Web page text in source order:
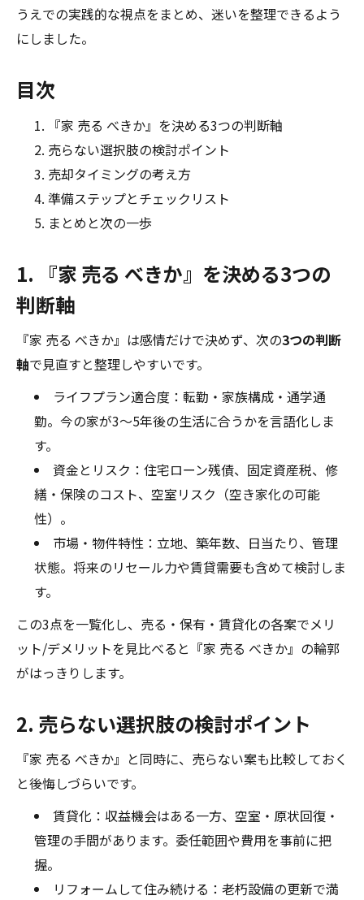
うえでの実践的な視点をまとめ、迷いを整理できるよう
にしました。
目次
『家 売る べきか』を決める3つの判断軸
売らない選択肢の検討ポイント
売却タイミングの考え方
準備ステップとチェックリスト
まとめと次の一歩
1. 『家 売る べきか』を決める3つの
判断軸
『家 売る べきか』は感情だけで決めず、次の3つの判断
軸で見直すと整理しやすいです。
ライフプラン適合度：転勤・家族構成・通学通
勤。今の家が3〜5年後の生活に合うかを言語化しま
す。
資金とリスク：住宅ローン残債、固定資産税、修
繕・保険のコスト、空室リスク（空き家化の可能
性）。
市場・物件特性：立地、築年数、日当たり、管理
状態。将来のリセール力や賃貸需要も含めて検討しま
す。
この3点を一覧化し、売る・保有・賃貸化の各案でメリ
ット/デメリットを見比べると『家 売る べきか』の輪郭
がはっきりします。
2. 売らない選択肢の検討ポイント
『家 売る べきか』と同時に、売らない案も比較しておく
と後悔しづらいです。
賃貸化：収益機会はある一方、空室・原状回復・
管理の手間があります。委任範囲や費用を事前に把
握。
リフォームして住み続ける：老朽設備の更新で満